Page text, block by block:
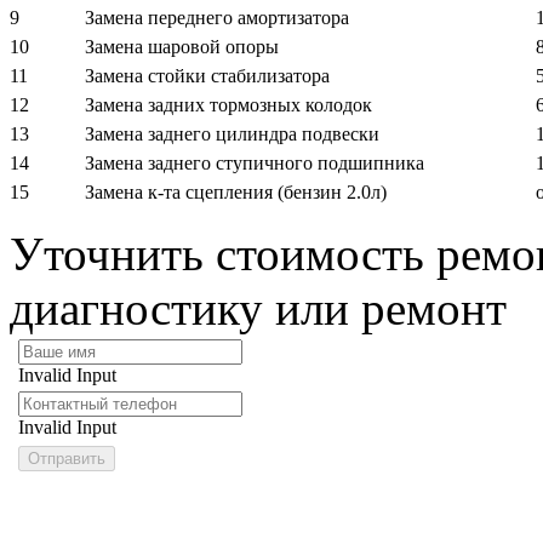
9
Замена переднего амортизатора
10
Замена шаровой опоры
11
Замена стойки стабилизатора
12
Замена задних тормозных колодок
13
Замена заднего цилиндра подвески
14
Замена заднего ступичного подшипника
15
Замена к-та сцепления (бензин 2.0л)
Уточнить стоимость
диагностику или ремонт
Invalid Input
Invalid Input